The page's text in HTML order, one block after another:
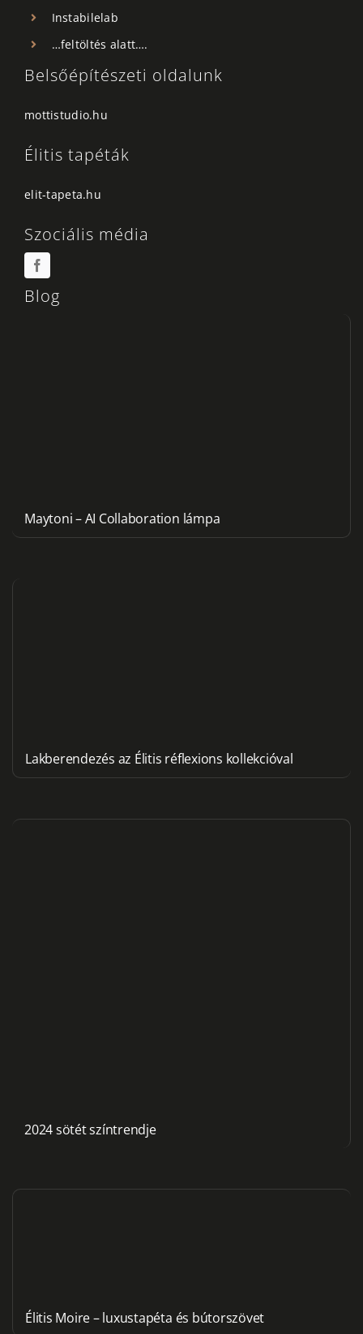
Instabilelab
…feltöltés alatt….
Belsőépítészeti oldalunk
mottistudio.hu
Élitis tapéták
elit-tapeta.hu
Szociális média
Blog
Maytoni – AI Collaboration lámpa
Lakberendezés az Élitis réflexions kollekcióval
2024 sötét színtrendje
Élitis Moire – luxustapéta és bútorszövet